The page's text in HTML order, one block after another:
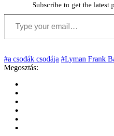
Subscribe to get the latest
Type your email…
#a csodák csodája #Lyman Frank
Megosztás: